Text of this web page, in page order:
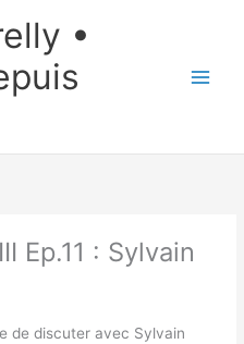
•
Ep.11 : Sylvain
de discuter avec Sylvain